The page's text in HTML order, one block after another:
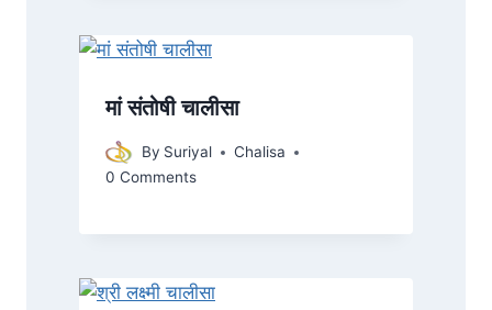
मां संतोषी चालीसा
By Suriyal
Chalisa
0 Comments